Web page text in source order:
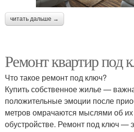
читать дальше →
Ремонт квартир под
Что такое ремонт под ключ?
Купить собственное жилье —
положительные эмоции после
метров омрачаются мыслями об
обустройстве. Ремонт под ключ —